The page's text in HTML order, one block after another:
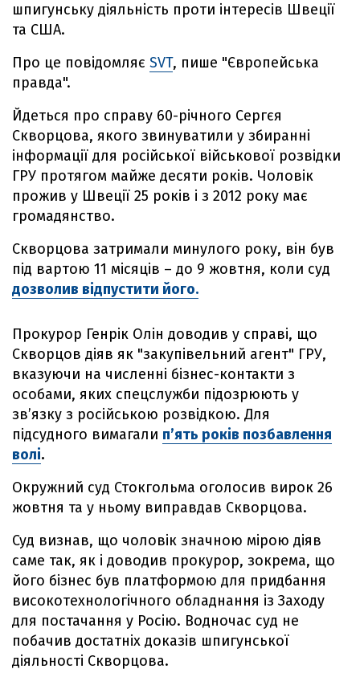
шпигунську діяльність проти інтересів Швеції
та США.
Про це повідомляє SVT, пише "Європейська
правда".
Йдеться про справу 60-річного Сергєя
Скворцова, якого звинуватили у збиранні
інформації для російської військової розвідки
ГРУ протягом майже десяти років. Чоловік
прожив у Швеції 25 років і з 2012 року має
громадянство.
Скворцова затримали минулого року, він був
під вартою 11 місяців – до 9 жовтня, коли суд
дозволив відпустити його.
Прокурор Генрік Олін доводив у справі, що
Скворцов діяв як "закупівельний агент" ГРУ,
вказуючи на численні бізнес-контакти з
особами, яких спецслужби підозрюють у
зв’язку з російською розвідкою. Для
підсудного вимагали п’ять років позбавлення
волі.
Окружний суд Стокгольма оголосив вирок 26
жовтня та у ньому виправдав Скворцова.
Суд визнав, що чоловік значною мірою діяв
саме так, як і доводив прокурор, зокрема, що
його бізнес був платформою для придбання
високотехнологічного обладнання із Заходу
для постачання у Росію. Водночас суд не
побачив достатніх доказів шпигунської
діяльності Скворцова.